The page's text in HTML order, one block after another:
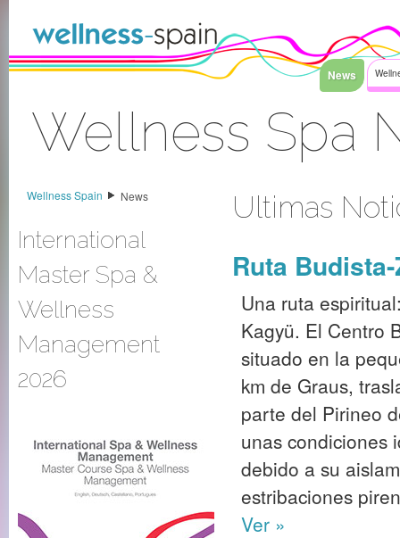
News
Wellness Spa
Wellness Spain
News
International
Master Spa &
Wellness
Management
2026
Ultimas
Ruta
Una ruta
Kagyü. El Centro
situado en la
km de Graus,
parte del Pirineo
unas condiciones
debido a su
estribaciones
Ver »